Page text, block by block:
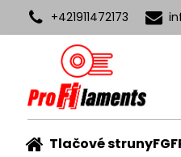
+421911472173
Tlačové strunyFGF